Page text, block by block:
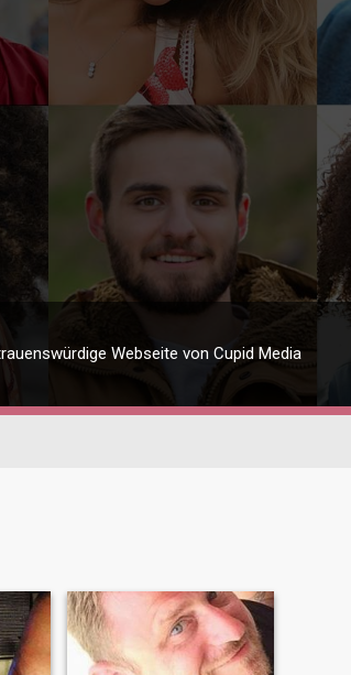
Webseite von Cupid Media